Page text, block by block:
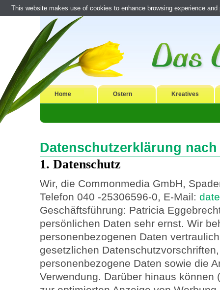
Home Ostern Kreatives
Datenschutzerklärung nach
1. Datenschutz
Wir, die Commonmedia GmbH,
Telefon 040 -25306596-0, E-Mail:
Geschäftsführung: Patricia
persönlichen Daten sehr ernst. Wir
personenbezogenen Daten
gesetzlichen
personenbezogene Daten sowie die
Verwendung. Darüber hinaus können
This website makes use of cookies to enhance browsing experience